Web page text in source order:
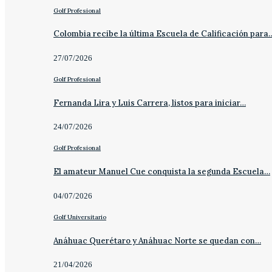
Golf Profesional
Colombia recibe la última Escuela de Calificación
27/07/2026
Golf Profesional
Fernanda Lira y Luis Carrera, listos para iniciar…
24/07/2026
Golf Profesional
El amateur Manuel Cue conquista la segunda Escuela…
04/07/2026
Golf Universitario
Anáhuac Querétaro y Anáhuac Norte se quedan con…
21/04/2026